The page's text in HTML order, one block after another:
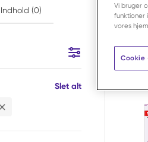
Indhold (0)
Spring til resultater
Slet altFiltre
Slet
Varer
Vi bruger
funktioner
vores